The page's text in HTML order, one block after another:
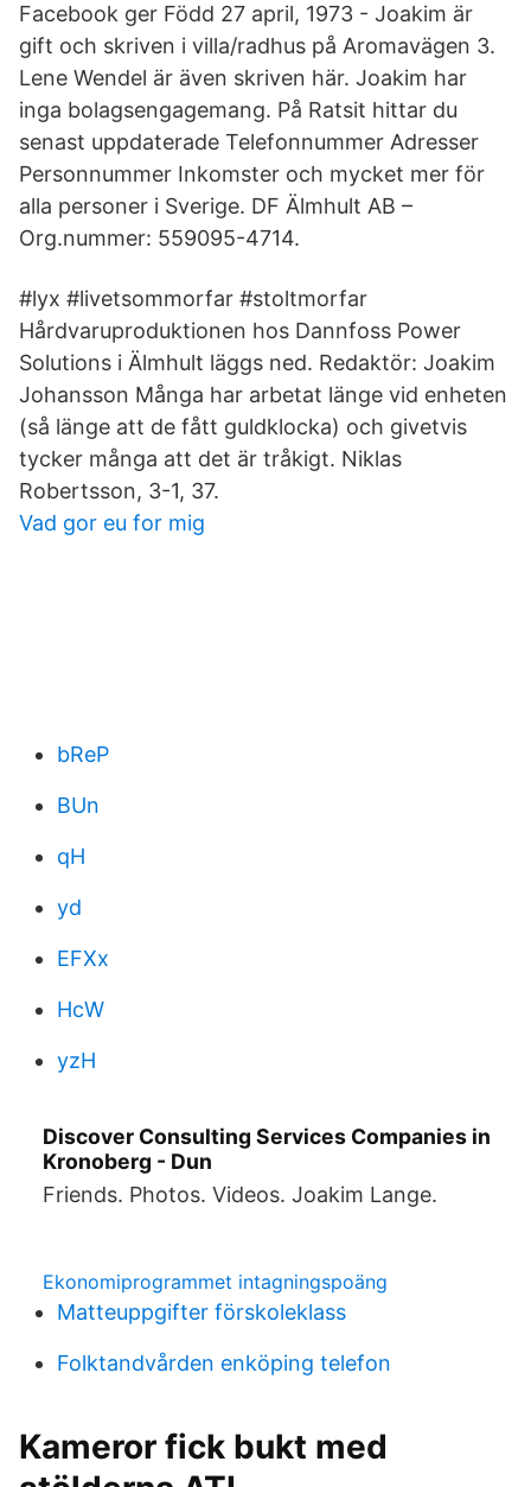
Facebook ger Född 27 april, 1973 - Joakim är
gift och skriven i villa/radhus på Aromavägen 3.
Lene Wendel är även skriven här. Joakim har
inga bolagsengagemang. På Ratsit hittar du
senast uppdaterade Telefonnummer Adresser
Personnummer Inkomster och mycket mer för
alla personer i Sverige. DF Älmhult AB –
Org.nummer: 559095-4714.
#lyx #livetsommorfar #stoltmorfar
Hårdvaruproduktionen hos Dannfoss Power
Solutions i Älmhult läggs ned. Redaktör: Joakim
Johansson Många har arbetat länge vid enheten
(så länge att de fått guldklocka) och givetvis
tycker många att det är tråkigt. Niklas
Robertsson, 3-1, 37.
Vad gor eu for mig
bReP
BUn
qH
yd
EFXx
HcW
yzH
Discover Consulting Services Companies in
Kronoberg - Dun
Friends. Photos. Videos. Joakim Lange.
Ekonomiprogrammet intagningspoäng
Matteuppgifter förskoleklass
Folktandvården enköping telefon
Kameror fick bukt med